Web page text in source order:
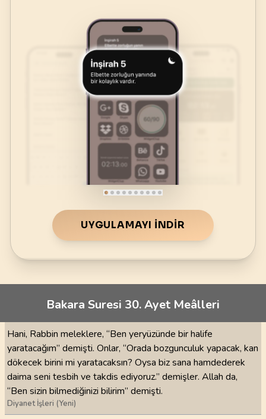
UYGULAMAYI İNDIR
Bakara Suresi 30. Ayet Meâlleri
Hani, Rabbin meleklere, “Ben yeryüzünde bir halife
yaratacağım” demişti. Onlar, “Orada bozgunculuk yapacak, kan
dökecek birini mi yaratacaksın? Oysa biz sana hamdederek
daima seni tesbih ve takdis ediyoruz.” demişler. Allah da,
“Ben sizin bilmediğinizi bilirim” demişti.
Diyanet İşleri (Yeni)